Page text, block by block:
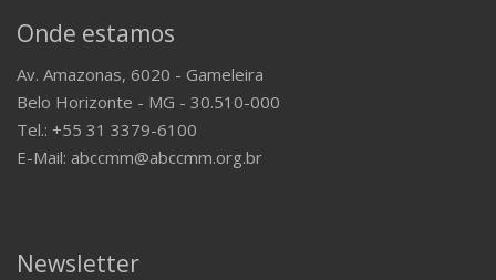
Onde estamos
Av. Amazonas, 6020 - Gameleira
Belo Horizonte - MG - 30.510-000
Tel.: +55 31 3379-6100
E-Mail: abccmm@abccmm.org.br
Newsletter